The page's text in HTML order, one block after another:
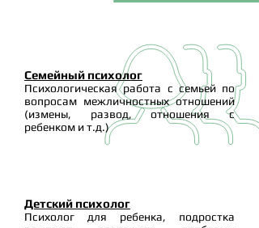
Семейный психолог
Психологическая работа с семьей по
вопросам межличностных отношений
(измены, развод, отношения с
ребенком и т.д.)
Детский психолог
Психолог для ребенка, подростка